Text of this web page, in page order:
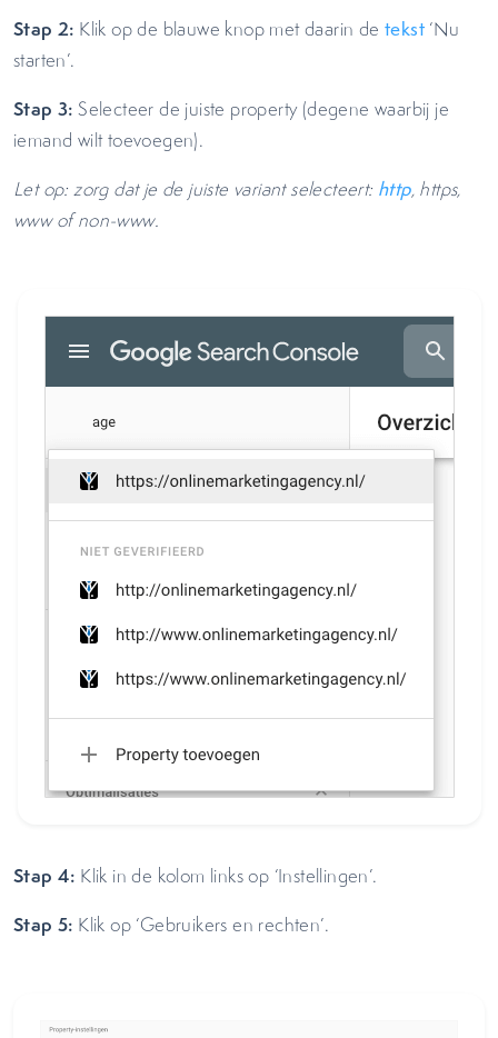
Stap 2: Klik op de blauwe knop met daarin detekst ‘Nu
starten’.
Stap 3: Selecteer de juiste property (degene waarbij je
iemand wilt toevoegen).
Let op: zorg dat je de juiste variant selecteert: http, https,
www of non-www.
Stap 4: Klik in de kolom links op ‘Instellingen’.
Stap 5: Klik op ‘Gebruikers en rechten’.